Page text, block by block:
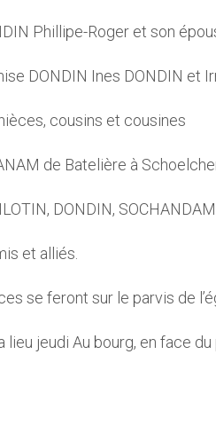
Phillipe-Roger et son
DONDIN Ines DONDIN et
cousins et cousines
de Batelière à
DONDIN,
et alliés.
se feront sur le parvis de
lieu jeudi Au bourg, en face